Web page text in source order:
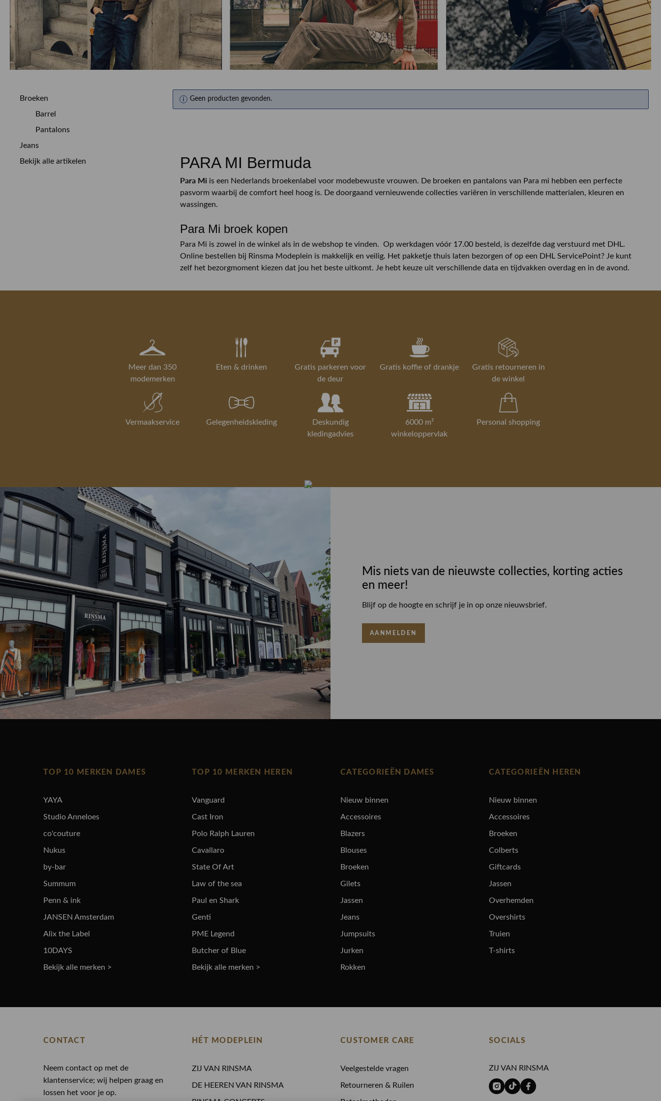
MEER OVER ONS
CUSTOMER CARE
RINSMA Outlet
Qulotte lingerie en badmode
Herenkappers de Vos
ETEN & DRINKEN >
BEKIJK MEER ALLE MERKEN
SHOP SALE
BEKIJK MEER ALLE MERKEN
SHOP SALE
Broeken
Barrel
Pantalons
Jeans
Bekijk alle artikelen
Geen producten gevonden.
PARA MI Bermuda
Para Mi is een Nederlands broekenlabel voor modebewuste vrouwen. De broeken en pantalons van Para mi hebben een perfecte
pasvorm waarbij de comfort heel hoog is. De doorgaand vernieuwende collecties variëren in verschillende matterialen, kleuren en
wassingen.
Para Mi broek kopen
Para Mi is zowel in de winkel als in de webshop te vinden. Op werkdagen vóór 17.00 besteld, is dezelfde dag verstuurd met DHL.
Online bestellen bij Rinsma Modeplein is makkelijk en veilig. Het pakketje thuis laten bezorgen of op een DHL ServicePoint? Je kunt
zelf het bezorgmoment kiezen dat jou het beste uitkomt. Je hebt keuze uit verschillende data en tijdvakken overdag en in de avond.
Meer dan 350
modemerken
Eten & drinken
Gratis parkeren voor
de deur
Gratis koffie of drankje
Gratis retourneren in
de winkel
Vermaakservice Gelegenheidskleding
Deskundig
kledingadvies
6000 m²
winkeloppervlak
Personal shopping
Mis niets van de nieuwste collecties, korting acties
en meer!
Blijf op de hoogte en schrijf je in op onze nieuwsbrief.
AANMELDEN
TOP 10 MERKEN DAMES
YAYA
Studio Anneloes
co'couture
Nukus
by-bar
Summum
Penn & ink
JANSEN Amsterdam
Alix the Label
10DAYS
Bekijk alle merken >
TOP 10 MERKEN HEREN
Vanguard
Cast Iron
Polo Ralph Lauren
Cavallaro
State Of Art
Law of the sea
Paul en Shark
Genti
PME Legend
Butcher of Blue
Bekijk alle merken >
CATEGORIEËN DAMES
Nieuw binnen
Accessoires
Blazers
Blouses
Broeken
Gilets
Jassen
Jeans
Jumpsuits
Jurken
Rokken
CATEGORIEËN HEREN
Nieuw binnen
Accessoires
Broeken
Colberts
Giftcards
Jassen
Overhemden
Overshirts
Truien
T-shirts
CONTACT
Neem contact op met de
klantenservice; wij helpen graag en
lossen het voor je op.
HÉT MODEPLEIN
ZIJ VAN RINSMA
DE HEEREN VAN RINSMA
CUSTOMER CARE
Veelgestelde vragen
Retourneren & Ruilen
SOCIALS
ZIJ VAN RINSMA